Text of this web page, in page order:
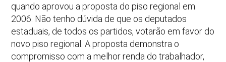
quando aprovou a proposta do piso regional em
2006. Não tenho dúvida de que os deputados
estaduais, de todos os partidos, votarão em favor do
novo piso regional. A proposta demonstra o
compromisso com a melhor renda do trabalhador,